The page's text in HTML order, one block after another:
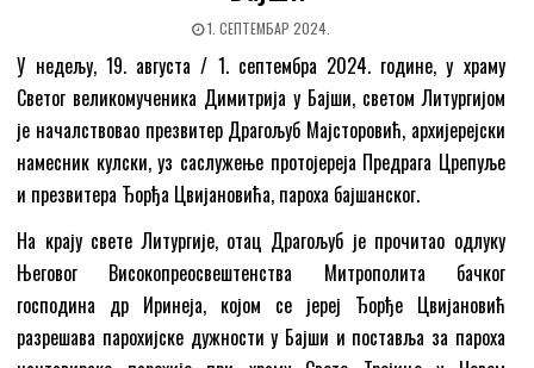
1. СЕПТЕМБАР 2024.
У недељу, 19. августа / 1. септембра 2024. године, у храму
Светог великомученика Димитрија у Бајши, светом Литургијом
је началствовао презвитер Драгољуб Мајсторовић, архијерејски
намесник кулски, уз саслужење протојереја Предрага Црепуље
и презвитера Ђорђа Цвијановића, пароха бајшанског.
На крају свете Литургије, отац Драгољуб је прочитао одлуку
Његовог Високопреосвештенства Митрополита бачког
господина др Иринеја, којом се јереј Ђорђе Цвијановић
разрешава парохијске дужности у Бајши и поставља за пароха